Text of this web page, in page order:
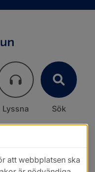
Lyssna Sök
att webbplatsen ska